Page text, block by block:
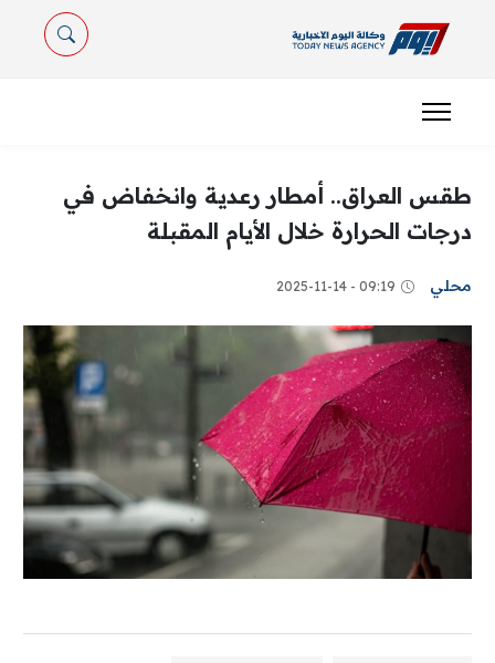
طقس العراق.. أمطار رعدية وانخفاض في
درجات الحرارة خلال الأيام المقبلة
محلي 09:19 - 2025-11-14